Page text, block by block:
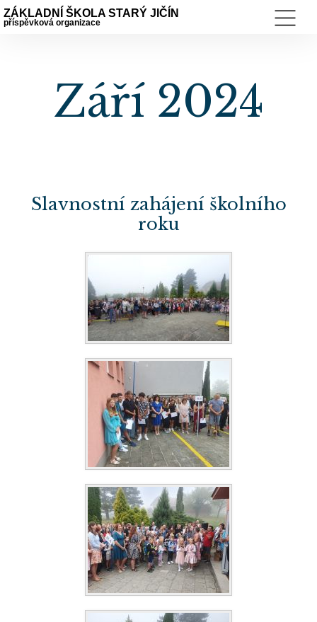
ZÁKLADNÍ ŠKOLA STARÝ JIČÍN
příspěvková organizace
Září 2024
Slavnostní zahájení školního
roku